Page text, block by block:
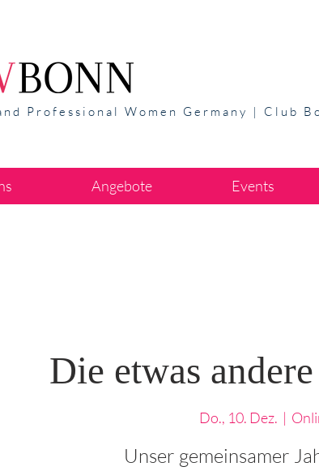
Professional Women Germany | Club
Angebote Events
Die etwas
Do., 10. Dez.
  |
Unser gemeinsamer